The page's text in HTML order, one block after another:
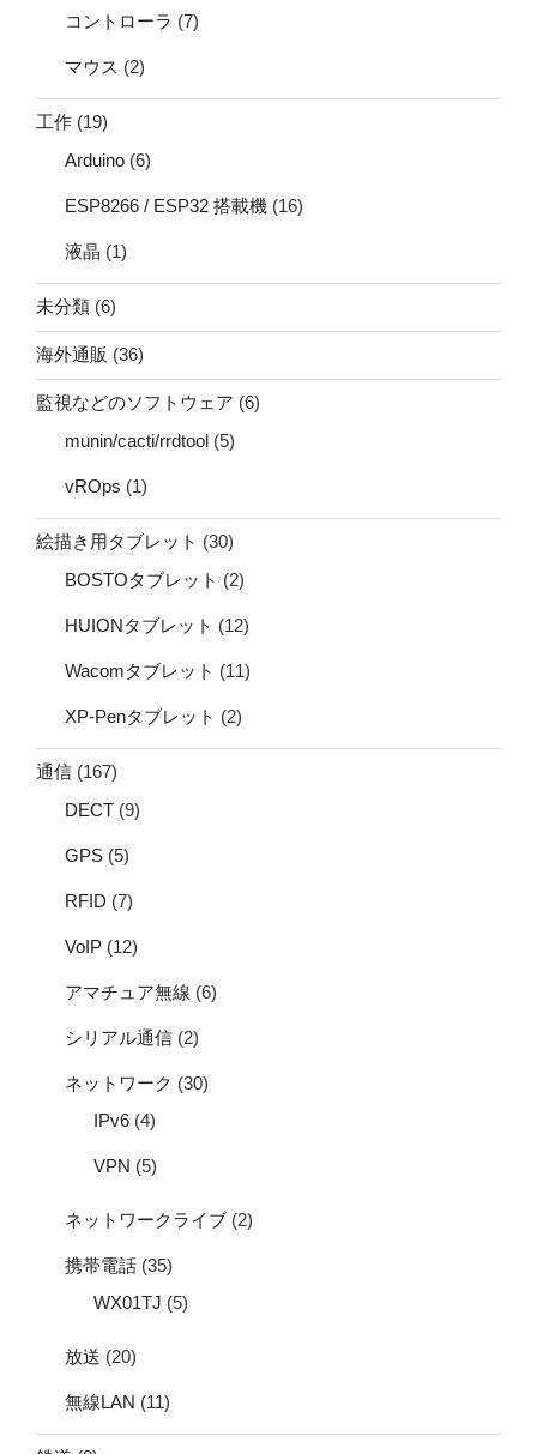
コントローラ (7)
マウス (2)
工作 (19)
Arduino (6)
ESP8266 / ESP32 搭載機 (16)
液晶 (1)
未分類 (6)
海外通販 (36)
監視などのソフトウェア (6)
munin/cacti/rrdtool (5)
vROps (1)
絵描き用タブレット (30)
BOSTOタブレット (2)
HUIONタブレット (12)
Wacomタブレット (11)
XP-Penタブレット (2)
通信 (167)
DECT (9)
GPS (5)
RFID (7)
VoIP (12)
アマチュア無線 (6)
シリアル通信 (2)
ネットワーク (30)
IPv6 (4)
VPN (5)
ネットワークライブ (2)
携帯電話 (35)
WX01TJ (5)
放送 (20)
無線LAN (11)